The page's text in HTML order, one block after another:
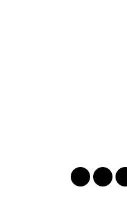
Lien vers
Lien